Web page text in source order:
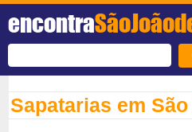
encontra
Sapatarias em